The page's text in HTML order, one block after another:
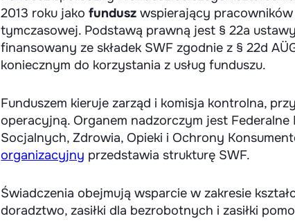
2013 roku jakofundusz wspierający
tymczasowej. Podstawą prawną jest § 22a
finansowany ze składek SWF zgodnie z § 22d
koniecznym do korzystania z usług funduszu.
Funduszem kieruje zarząd i komisja kontrolna,
operacyjną. Organem nadzorczym jest
Socjalnych, Zdrowia, Opieki i Ochrony
organizacyjny przedstawia strukturę SWF.
Świadczenia obejmują wsparcie w zakresie
doradztwo, zasiłki dla bezrobotnych i zasiłki